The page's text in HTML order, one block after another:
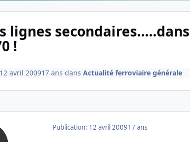
lignes
!
avril 200917 ans dans Actualité ferroviaire générale
Publication: 12 avril 200917 ans